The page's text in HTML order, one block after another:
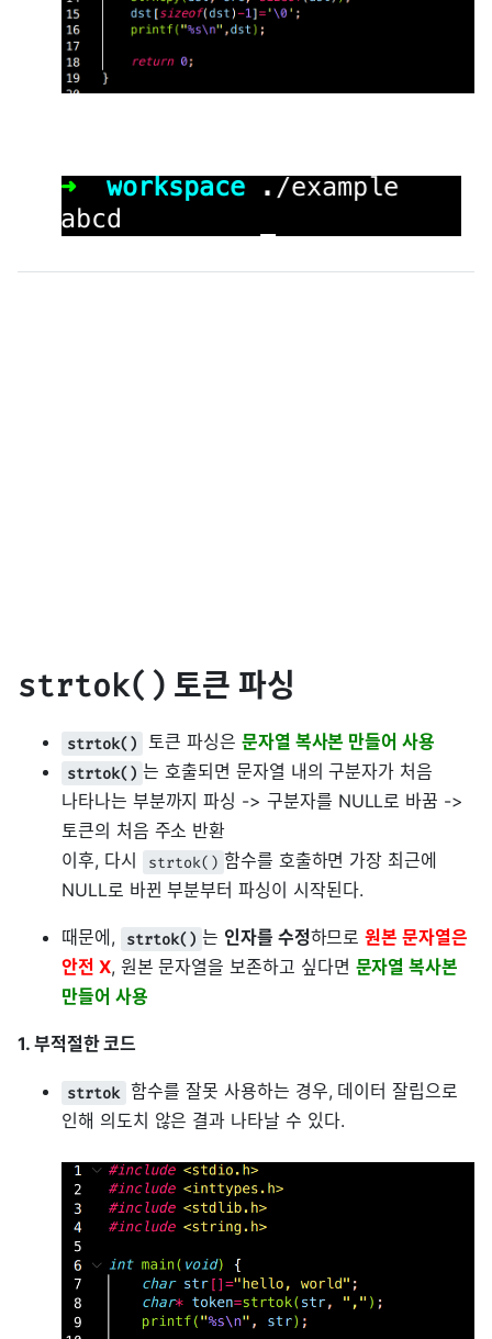
strtok() 토큰 파싱
strtok() 토큰 파싱은 문자열 복사본 만들어 사용
strtok() 는 호출되면 문자열 내의 구분자가 처음
나타나는 부분까지 파싱 -> 구분자를 NULL로 바꿈 ->
토큰의 처음 주소 반환
이후, 다시
strtok() 함수를 호출하면 가장 최근에
NULL로 바뀐 부분부터 파싱이 시작된다.
때문에, strtok() 는 인자를 수정하므로원본 문자열은
안전 X, 원본 문자열을 보존하고 싶다면 문자열 복사본
만들어 사용
1. 부적절한 코드
strtok 함수를 잘못 사용하는 경우, 데이터 잘립으로
인해 의도치 않은 결과 나타날 수 있다.